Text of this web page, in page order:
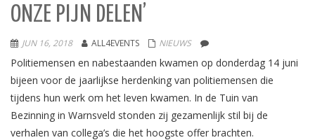
ONZE PIJN DELEN’
JUN 16, 2018 ALL4EVENTS NIEUWS
Politiemensen en nabestaanden kwamen op donderdag 14 juni
bijeen voor de jaarlijkse herdenking van politiemensen die
tijdens hun werk om het leven kwamen. In de Tuin van
Bezinning in Warnsveld stonden zij gezamenlijk stil bij de
verhalen van collega’s die het hoogste offer brachten.